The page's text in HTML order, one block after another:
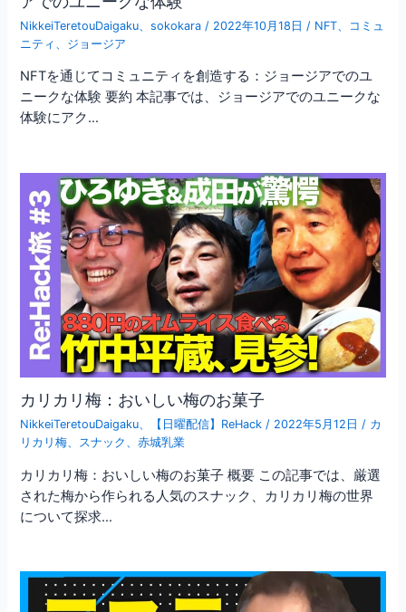
NikkeiTeretouDaigaku 、sokokara / 2022年10月18日 / NFT
コミュ
ニティ
ジョージア
NFTを通じてコミュニティを創造する：ジョージアでのユ
ニークな体験 要約 本記事では、ジョージアでのユニークな
体験にアク…
カリカリ梅：おいしい梅のお菓子
NikkeiTeretouDaigaku、 【日曜配信】ReHack / 2022年5月12日 / カ
リカリ梅、 スナック 、赤城乳業
カリカリ梅：おいしい梅のお菓子 概要 この記事では、厳選
された梅から作られる人気のスナック、カリカリ梅の世界
について探求…